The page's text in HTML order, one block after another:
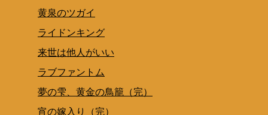
黄泉のツガイ
ライドンキング
来世は他人がいい
ラブファントム
夢の雫、黄金の鳥籠（完）
宵の嫁入り（完）